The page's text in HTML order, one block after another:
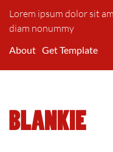
Lorem ipsum dolor sit
diam nonummy
About Get Template